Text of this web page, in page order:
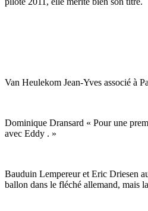
Van Heulekom Jean-Yves associé à
Dominique Dransard « Pour une
avec Eddy . »
Bauduin Lempereur et Eric Driesen
ballon dans le fléché allemand, mais